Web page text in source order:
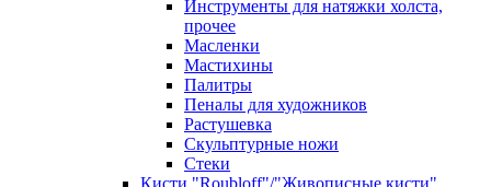
Инструменты для натяжки холста,
прочее
Масленки
Мастихины
Палитры
Пеналы для художников
Растушевка
Скульптурные ножи
Стеки
Кисти "Roubloff"/"Живописные кисти"